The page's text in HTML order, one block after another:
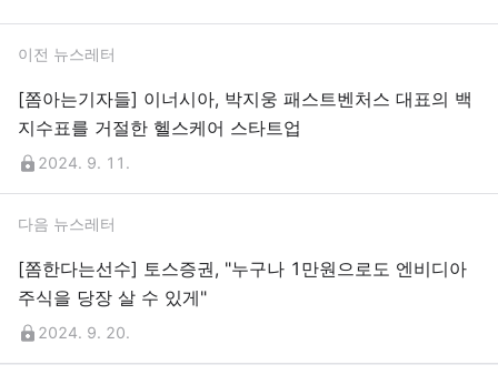
이전 뉴스레터
[쫌아는기자들] 이너시아, 박지웅 패스트벤처스 대표의 백
지수표를 거절한 헬스케어 스타트업
2024. 9. 11.
다음 뉴스레터
[쫌한다는선수] 토스증권, "누구나 1만원으로도 엔비디아
주식을 당장 살 수 있게"
2024. 9. 20.